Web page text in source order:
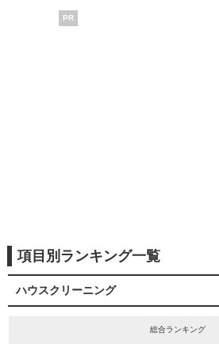
PR
項目別ランキング一覧
ハウスクリーニング
総合ランキング